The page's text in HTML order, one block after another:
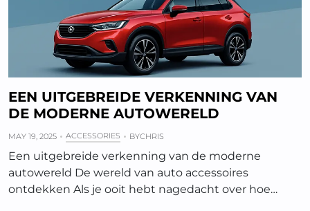
EEN UITGEBREIDE VERKENNING VAN
DE MODERNE AUTOWERELD
MAY 19, 2025 ACCESSORIES BYCHRIS
Een uitgebreide verkenning van de moderne
autowereld De wereld van auto accessoires
ontdekken Als je ooit hebt nagedacht over hoe…